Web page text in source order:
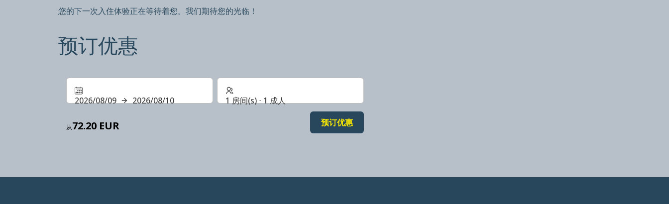
您的下一次入住体验正在等待着您。我们期待您的光临！
预订优惠
2026/08/09 2026/08/10
从72.20 EUR
1 房间(s) ⋅ 1 成人
预订优惠